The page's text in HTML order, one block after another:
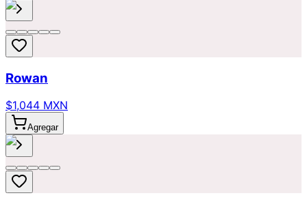
Rowan
$1,044 MXN
Agregar